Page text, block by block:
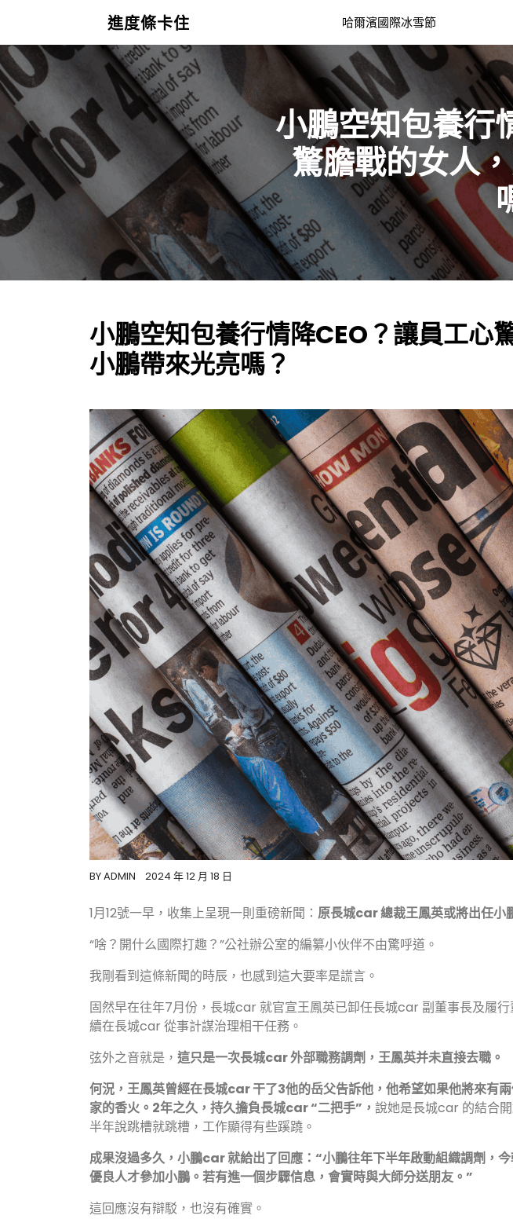
content
進度條卡住 哈爾濱國際冰雪節
小鵬空知包養行
驚膽戰的女人
小鵬空知包養行情降CEO？讓員工心
小鵬帶來光亮嗎？
BYADMIN 2024 年 12 月 18 日
1月12號一早，收集上呈現一則重磅新聞： 原長城car 總裁王鳳英或將出任小
“啥？開什么國際打趣？”公社辦公室的編纂小伙伴不由驚呼道。
我剛看到這條新聞的時辰，也感到這大要率是謊言。
固然早在往年7月份，長城car 就官宣王鳳英已卸任長城car 副董事長及履
續在長城car 從事計謀治理相干任務。
弦外之音就是， 這只是一次長城car 外部職務調劑，王鳳英并未直接去職。
何況，王鳳英曾經在長城car 干了3他的岳父告訴他，他希望如果他將來有
家的香火。2年之久，持久擔負長城car “二把手”， 說她是長城car 的結合
半年說跳槽就跳槽，工作顯得有些蹊蹺。
成果沒過多久，小鵬car 就給出了回應： “小鵬往年下半年啟動組織調劑，
優良人才參加小鵬。 若有進一個步驟信息，會實時與大師分送朋友。”
這回應沒有辯駁，也沒有確實。